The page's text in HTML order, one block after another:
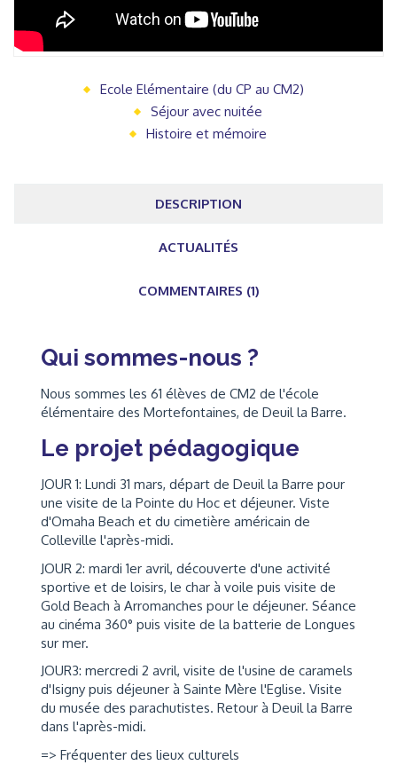
Ecole Elémentaire (du CP au CM2)
Séjour avec nuitée
Histoire et mémoire
DESCRIPTION
ACTUALITÉS
COMMENTAIRES (1)
Qui sommes-nous ?
Nous sommes les 61 élèves de CM2 de l'école
élémentaire des Mortefontaines, de Deuil la Barre.
Le projet pédagogique
JOUR 1: Lundi 31 mars, départ de Deuil la Barre pour
une visite de la Pointe du Hoc et déjeuner. Viste
d'Omaha Beach et du cimetière américain de
Colleville l'après-midi.
JOUR 2: mardi 1er avril, découverte d'une activité
sportive et de loisirs, le char à voile puis visite de
Gold Beach à Arromanches pour le déjeuner. Séance
au cinéma 360° puis visite de la batterie de Longues
sur mer.
JOUR3: mercredi 2 avril, visite de l'usine de caramels
d'Isigny puis déjeuner à Sainte Mère l'Eglise. Visite
du musée des parachutistes. Retour à Deuil la Barre
dans l'après-midi.
=> Fréquenter des lieux culturels